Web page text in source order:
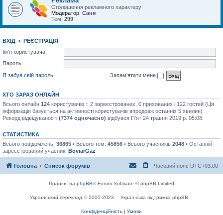
Оголошення рекламного характеру
Модератор: Саня
Тем: 299
ВХІД • РЕЄСТРАЦІЯ
Ім'я користувача:
Пароль:
Я забув свій пароль
Запам'ятати мене
ХТО ЗАРАЗ ОНЛАЙН
Всього онлайн 124 користувачів :: 2 зареєстрованих, 0 прихованих і 122 гостей (Ця
інформація базується на активності користувачів впродовж останніх 5 хвилин)
Рекорд відвідуваності (7374 одночасно) відбувся П'ят 24 травня 2019 р. 05:08
СТАТИСТИКА
Всього повідомлень: 36865 • Всього тем: 45856 • Всього учасників 2048 • Останній
зареєстрований учасник: BoviarGaz
Головна Список форумів Часовий пояс UTC+03:00
Працює на phpBB® Forum Software © phpBB Limited
Український переклад © 2005-2023 Українська підтримка phpBB
Конфіденційність | Умови